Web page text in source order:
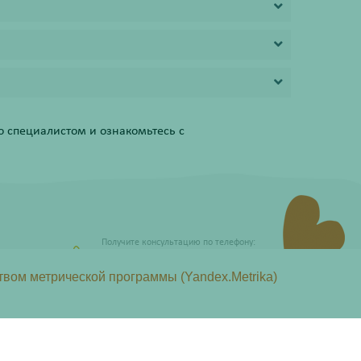
специалистом и ознакомьтесь с
Получите консультацию по телефону:
метрической программы (Yandex.Metrika)